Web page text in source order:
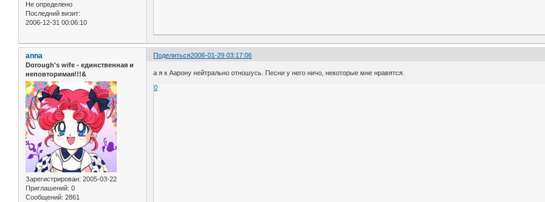
Не определено
Последний визит:
2006-12-31 00:06:10
Поделиться2006-01-29 03:17:06
anna
Dorough's wife - единственная и
неповторимая!!!&
Зарегистрирован: 2005-03-22
Приглашений: 0
Сообщений: 2861
а я к Аарону нейтрально отношусь. Песни у него ничо, некоторые мне нравятся.
0